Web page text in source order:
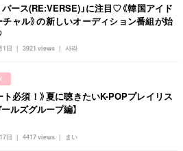
ッション 韓国アイドル
1日 사라
3921 views
バース(RE:VERSE)」に注目♡《韓国アイド
ャル》の新しいオーディション番組が始
日 まい
4417 views
ト必須！》夏に聴きたいK-POPプレイリス
ルズグループ編】